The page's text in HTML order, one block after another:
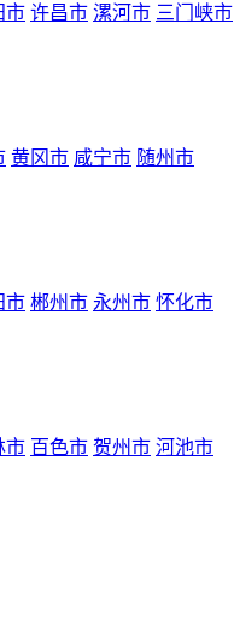
市 许昌市 漯河市 三门峡市
黄冈市 咸宁市 随州市
市 郴州市 永州市 怀化市
市 百色市 贺州市 河池市